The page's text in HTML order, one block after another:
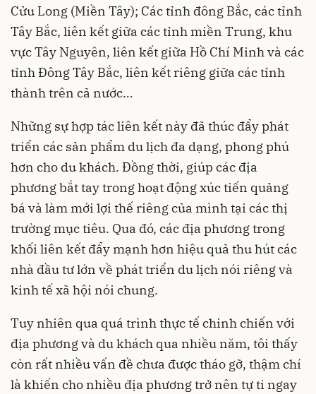
Cửu Long (Miền Tây); Các tỉnh đông Bắc, các tỉnh
Tây Bắc, liên kết giữa các tỉnh miền Trung, khu
vực Tây Nguyên, liên kết giữa Hồ Chí Minh và các
tỉnh Đông Tây Bắc, liên kết riêng giữa các tỉnh
thành trên cả nước…
Những sự hợp tác liên kết này đã thúc đẩy phát
triển các sản phẩm du lịch đa dạng, phong phú
hơn cho du khách. Đồng thời, giúp các địa
phương bắt tay trong hoạt động xúc tiến quảng
bá và làm mới lợi thế riêng của mình tại các thị
trường mục tiêu. Qua đó, các địa phương trong
khối liên kết đẩy mạnh hơn hiệu quả thu hút các
nhà đầu tư lớn về phát triển du lịch nói riêng và
kinh tế xã hội nói chung.
Tuy nhiên qua quá trình thực tế chinh chiến với
địa phương và du khách qua nhiều năm, tôi thấy
còn rất nhiều vấn đề chưa được tháo gỡ, thậm chí
là khiến cho nhiều địa phương trở nên tự ti ngay